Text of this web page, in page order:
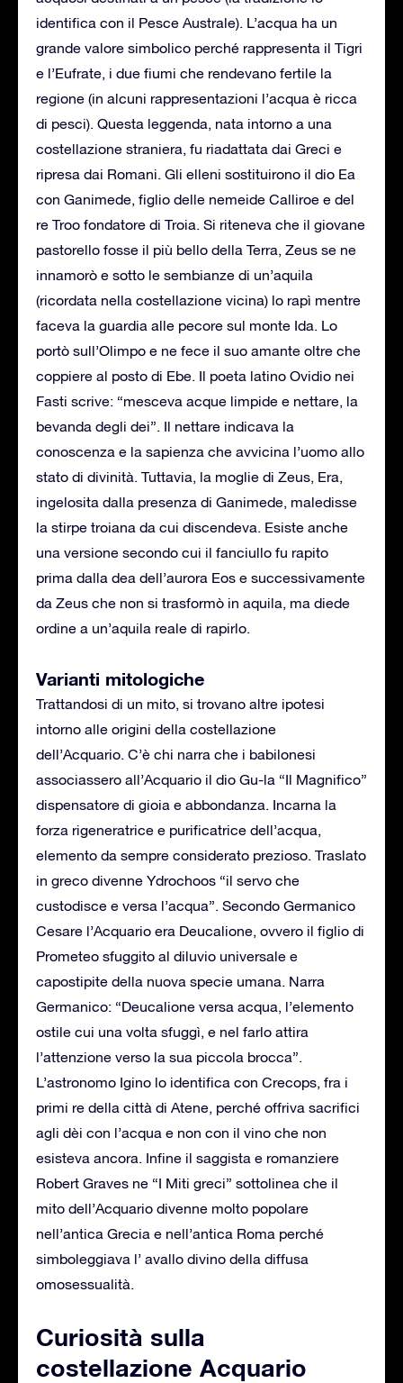
identifica con il Pesce Australe). L’acqua ha un
grande valore simbolico perché rappresenta il Tigri
e l’Eufrate, i due fiumi che rendevano fertile la
regione (in alcuni rappresentazioni l’acqua è ricca
di pesci). Questa leggenda, nata intorno a una
costellazione straniera, fu riadattata dai Greci e
ripresa dai Romani. Gli elleni sostituirono il dio Ea
con Ganimede, figlio delle nemeide Calliroe e del
re Troo fondatore di Troia. Si riteneva che il giovane
pastorello fosse il più bello della Terra, Zeus se ne
innamorò e sotto le sembianze di un’aquila
(ricordata nella costellazione vicina) lo rapì mentre
faceva la guardia alle pecore sul monte Ida. Lo
portò sull’Olimpo e ne fece il suo amante oltre che
coppiere al posto di Ebe. Il poeta latino Ovidio nei
Fasti scrive: “mesceva acque limpide e nettare, la
bevanda degli dei”. Il nettare indicava la
conoscenza e la sapienza che avvicina l’uomo allo
stato di divinità. Tuttavia, la moglie di Zeus, Era,
ingelosita dalla presenza di Ganimede, maledisse
la stirpe troiana da cui discendeva. Esiste anche
una versione secondo cui il fanciullo fu rapito
prima dalla dea dell’aurora Eos e successivamente
da Zeus che non si trasformò in aquila, ma diede
ordine a un’aquila reale di rapirlo.
Varianti mitologiche
Trattandosi di un mito, si trovano altre ipotesi
intorno alle origini della costellazione
dell’Acquario. C’è chi narra che i babilonesi
associassero all’Acquario il dio Gu-la “Il Magnifico”
dispensatore di gioia e abbondanza. Incarna la
forza rigeneratrice e purificatrice dell’acqua,
elemento da sempre considerato prezioso. Traslato
in greco divenne Ydrochoos “il servo che
custodisce e versa l’acqua”. Secondo Germanico
Cesare l’Acquario era Deucalione, ovvero il figlio di
Prometeo sfuggito al diluvio universale e
capostipite della nuova specie umana. Narra
Germanico: “Deucalione versa acqua, l’elemento
ostile cui una volta sfuggì, e nel farlo attira
l’attenzione verso la sua piccola brocca”.
L’astronomo Igino lo identifica con Crecops, fra i
primi re della città di Atene, perché offriva sacrifici
agli dèi con l’acqua e non con il vino che non
esisteva ancora. Infine il saggista e romanziere
Robert Graves ne “I Miti greci” sottolinea che il
mito dell’Acquario divenne molto popolare
nell’antica Grecia e nell’antica Roma perché
simboleggiava l’ avallo divino della diffusa
omosessualità.
Curiosità sulla
costellazione Acquario